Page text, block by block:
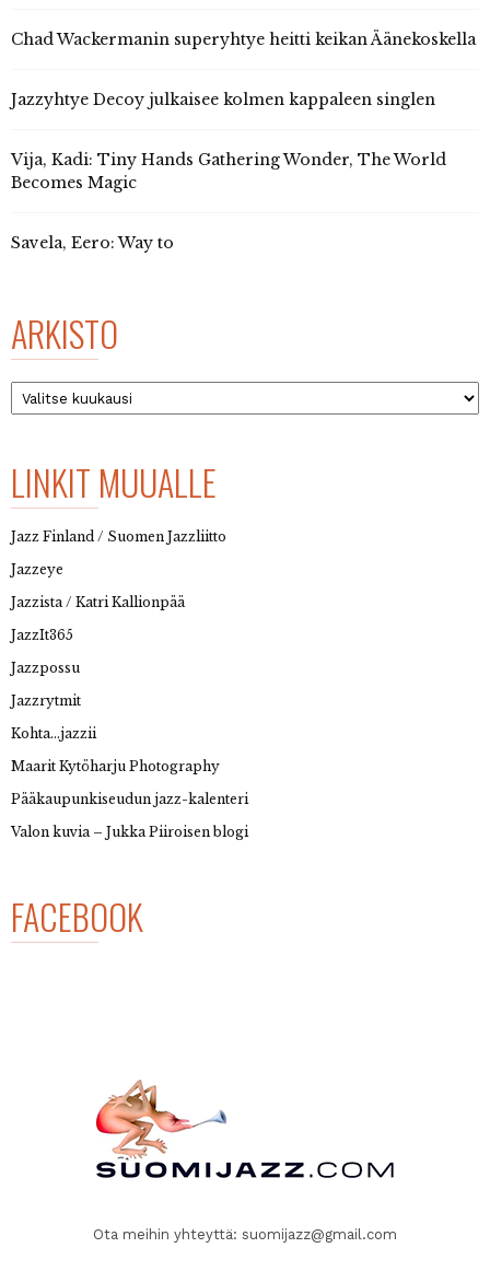
Chad Wackermanin superyhtye heitti keikan Äänekoskella
Jazzyhtye Decoy julkaisee kolmen kappaleen singlen
Vija, Kadi: Tiny Hands Gathering Wonder, The World
Becomes Magic
Savela, Eero: Way to
ARKISTO
Arkisto
LINKIT MUUALLE
Jazz Finland / Suomen Jazzliitto
Jazzeye
Jazzista / Katri Kallionpää
JazzIt365
Jazzpossu
Jazzrytmit
Kohta…jazzii
Maarit Kytöharju Photography
Pääkaupunkiseudun jazz-kalenteri
Valon kuvia – Jukka Piiroisen blogi
FACEBOOK
Ota meihin yhteyttä: suomijazz@gmail.com